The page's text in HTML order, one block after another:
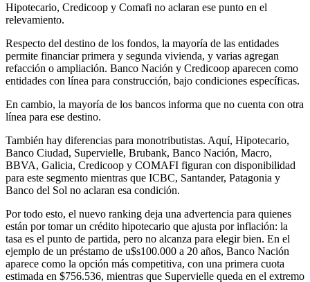
Hipotecario, Credicoop y Comafi no aclaran ese punto en el
relevamiento.
Respecto del destino de los fondos, la mayoría de las entidades
permite financiar primera y segunda vivienda, y varias agregan
refacción o ampliación. Banco Nación y Credicoop aparecen como
entidades con línea para construcción, bajo condiciones específicas.
En cambio, la mayoría de los bancos informa que no cuenta con otra
línea para ese destino.
También hay diferencias para monotributistas. Aquí, Hipotecario,
Banco Ciudad, Supervielle, Brubank, Banco Nación, Macro,
BBVA, Galicia, Credicoop y COMAFI figuran con disponibilidad
para este segmento mientras que ICBC, Santander, Patagonia y
Banco del Sol no aclaran esa condición.
Por todo esto, el nuevo ranking deja una advertencia para quienes
están por tomar un crédito hipotecario que ajusta por inflación: la
tasa es el punto de partida, pero no alcanza para elegir bien. En el
ejemplo de un préstamo de u$s100.000 a 20 años, Banco Nación
aparece como la opción más competitiva, con una primera cuota
estimada en $756.536, mientras que Supervielle queda en el extremo